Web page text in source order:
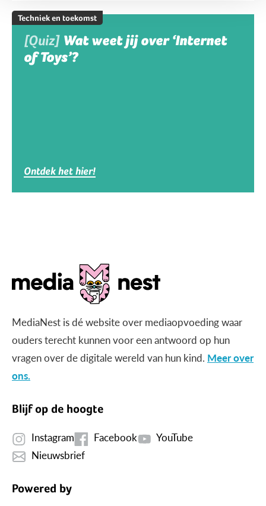
Techniek en toekomst
[Quiz] Wat weet jij over ‘Internet
of Toys’?
Ontdek het hier!
MediaNest is dé website over mediaopvoeding waar
ouders terecht kunnen voor een antwoord op hun
vragen over de digitale wereld van hun kind. Meer over
ons.
Blijf op de hoogte
Instagram Facebook
YouTube
Nieuwsbrief
Powered by